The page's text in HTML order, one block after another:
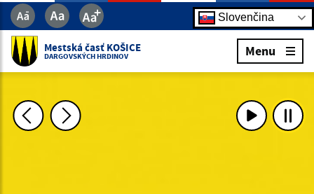
Slovenčina
Mestská časť KOŠICE
DARGOVSKÝCH HRDINOV Menu